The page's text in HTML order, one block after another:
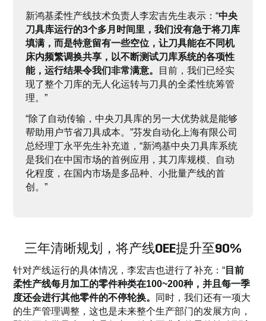
新鸿基柔性产线技术负责人李宏吉先生表示：“中央
刀具库运行的3个多月时间里，我们没有急于将刀库
填满，而是特意留有一些空位，让刀具能在不同机
床内频繁调换共享，以不断测试刀库系统的各项性
能，运行结果令我们非常满意。
目前，我们已经实
现了整个刀库的无人化运转与刀具的全柔性统筹管
理。”
“除了自动传输，中央刀具库的另一大优势就是能够
帮助用户节省刀具成本。”芬发自动化上海有限公司
总经理丁永平先生补充道，“新鸿基中央刀具库系统
是我们在中国市场的首例应用，其刀库规模、自动
化程度，在国内市场是多品种、小批量产线的首
创。”
三年清晰规划，将产线OEE提升至90%
针对产线运行的具体情况，李宏吉也进行了补充：“ 目前
柔性产线每月加工的零件种类在100~200种，并且每一季
度还会进行其他零件的不停轮换。 同时，我们还有一项大
的生产管理调整，这也是未来整个生产部门的发展方向，